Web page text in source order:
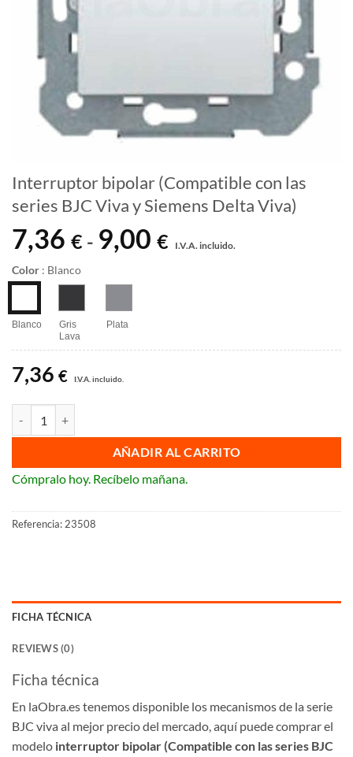
Interruptor bipolar (Compatible con las
series BJC Viva y Siemens Delta Viva)
7,36 € - 9,00 €
de
9,00 €
I.V.A. incluido.
Color : Blanco
Blanco
Gris
Lava
Plata
7,36 € I.V.A. incluido.
AÑADIR AL CARRITO
Cómpralo hoy. Recíbelo mañana.
Referencia: 23508
FICHA TÉCNICA
REVIEWS (0)
Ficha técnica
En laObra.es tenemos disponible los mecanismos de la serie
BJC viva al mejor precio del mercado, aquí puede comprar el
modelo interruptor bipolar (Compatible con las series BJC